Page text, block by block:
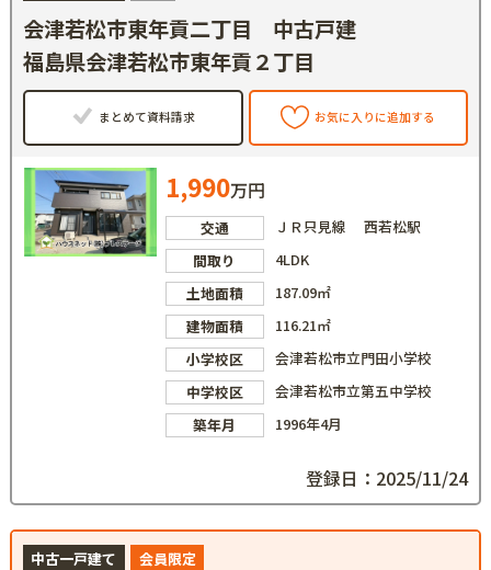
会津若松市東年貢二丁目 中古戸建
福島県会津若松市東年貢２丁目
まとめて資料請求 お気に入りに追加する
1,990万円
交通
ＪＲ只見線 西若松駅
間取り
4LDK
土地面積
187.09㎡
建物面積
116.21㎡
小学校区
会津若松市立門田小学校
中学校区
会津若松市立第五中学校
築年月
1996年4月
登録日：2025/11/24
中古一戸建て 会員限定